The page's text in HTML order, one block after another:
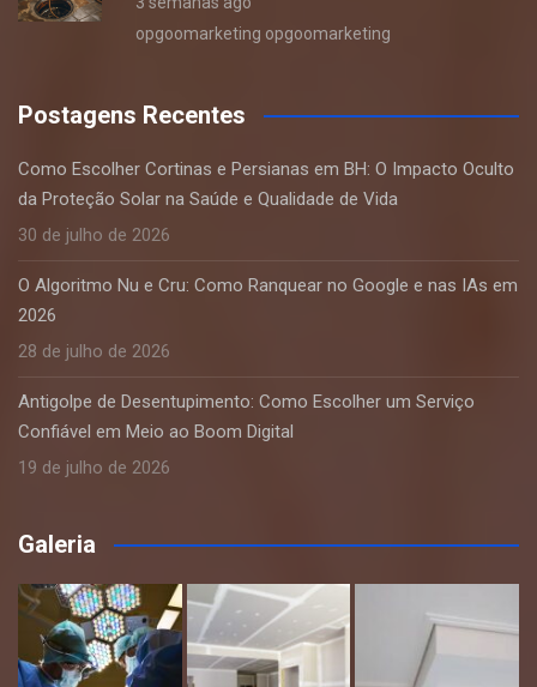
opgoomarketing opgoomarketing
Postagens Recentes
Como Escolher Cortinas e Persianas em BH: O Impacto Oculto
da Proteção Solar na Saúde e Qualidade de Vida
30 de julho de 2026
O Algoritmo Nu e Cru: Como Ranquear no Google e nas IAs em
2026
28 de julho de 2026
Antigolpe de Desentupimento: Como Escolher um Serviço
Confiável em Meio ao Boom Digital
19 de julho de 2026
Galeria